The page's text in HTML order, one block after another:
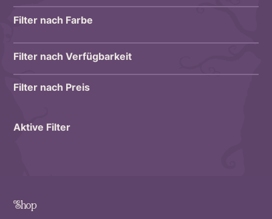
Filter nach Farbe
Filter nach Verfügbarkeit
Filter nach Preis
Aktive Filter
Shop